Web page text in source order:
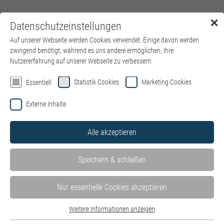
Menü
✕
Datenschutzeinstellungen
Auf unserer Webseite werden Cookies verwendet. Einige davon werden
zwingend benötigt, während es uns andere ermöglichen, Ihre
Nutzererfahrung auf unserer Webseite zu verbessern.
Essentiell Statistik Cookies Marketing Cookies
Externe Inhalte
Alle akzeptieren
Speichern & schließen
Nur essentielle Cookies akzeptieren
Weitere Informationen anzeigen